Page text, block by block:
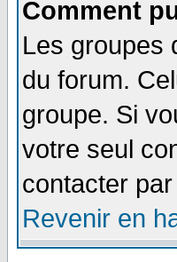
Comment
Les groupes
du forum.
groupe. Si
votre seul
contacter
Revenir en